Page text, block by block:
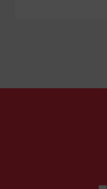
événements
comme l'a